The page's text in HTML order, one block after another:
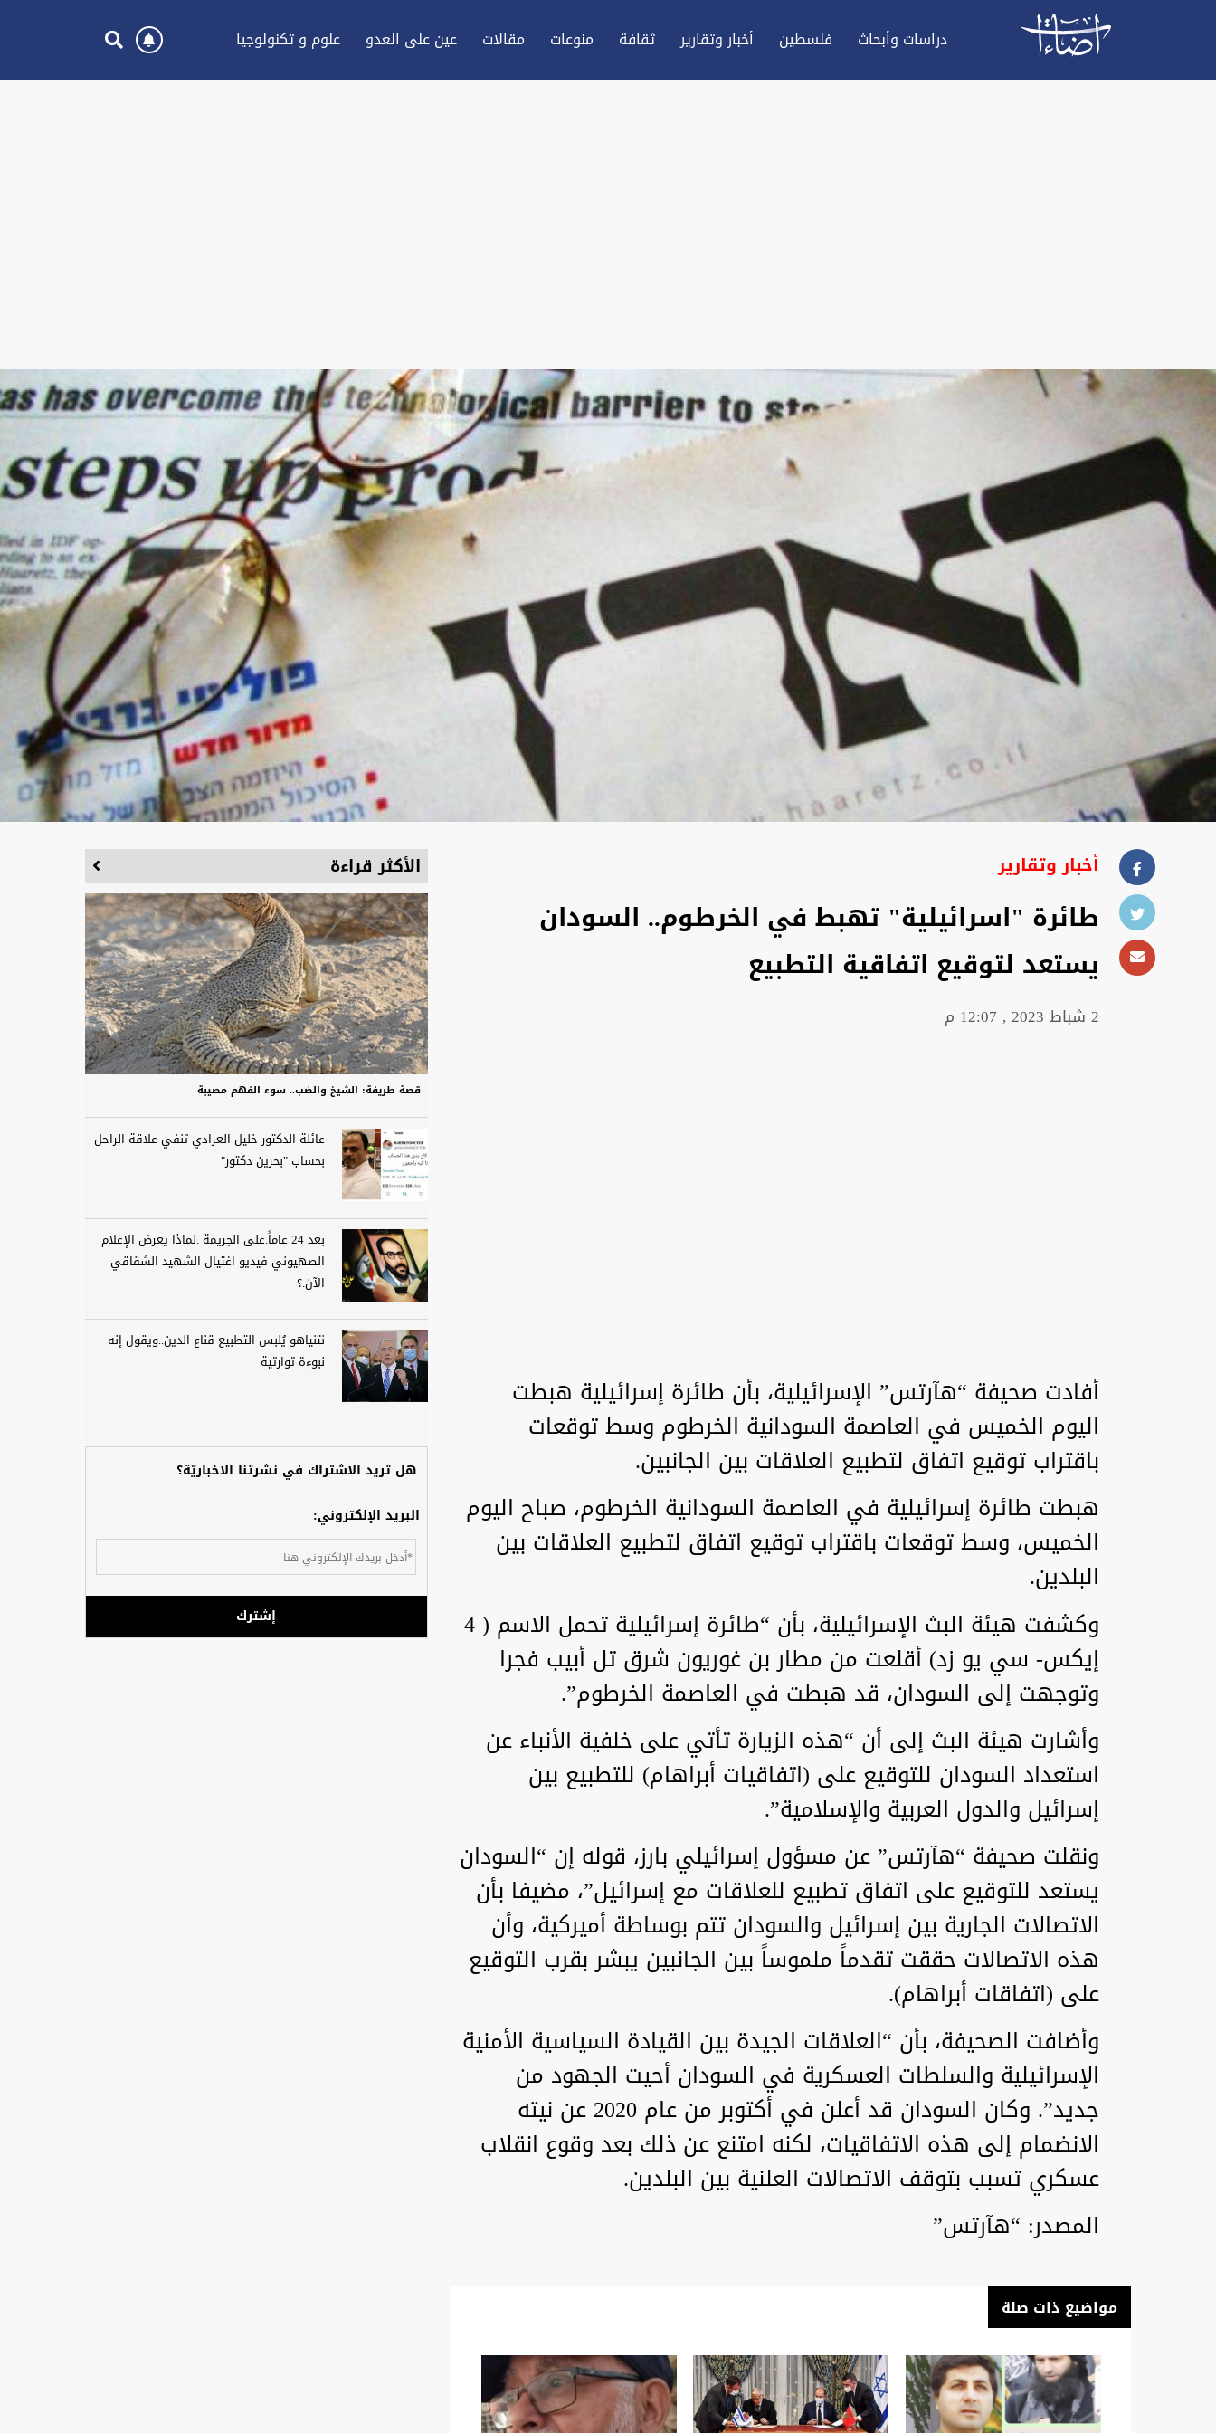
دراسات وأبحاث فلسطين أخبار وتقارير ثقافة منوعات مقالات عين علی العدو علوم و تكنولوجيا
أخبار وتقارير
طائرة "اسرائيلية" تهبط في الخرطوم.. السودان
يستعد لتوقيع اتفاقية التطبيع
2 شباط 2023 , 12:07 م
أفادت صحيفة “هآرتس” الإسرائيلية، بأن طائرة إسرائيلية هبطت
اليوم الخميس في العاصمة السودانية الخرطوم وسط توقعات
باقتراب توقيع اتفاق لتطبيع العلاقات بين الجانبين.
هبطت طائرة إسرائيلية في العاصمة السودانية الخرطوم، صباح اليوم
الخميس، وسط توقعات باقتراب توقيع اتفاق لتطبيع العلاقات بين
البلدين.
وكشفت هيئة البث الإسرائيلية، بأن “طائرة إسرائيلية تحمل الاسم ( 4
إيكس- سي يو زد) أقلعت من مطار بن غوريون شرق تل أبيب فجرا
وتوجهت إلى السودان، قد هبطت في العاصمة الخرطوم”.
وأشارت هيئة البث إلى أن “هذه الزيارة تأتي على خلفية الأنباء عن
استعداد السودان للتوقيع على (اتفاقيات أبراهام) للتطبيع بين
إسرائيل والدول العربية والإسلامية”.
ونقلت صحيفة “هآرتس” عن مسؤول إسرائيلي بارز، قوله إن “السودان
يستعد للتوقيع على اتفاق تطبيع للعلاقات مع إسرائيل”، مضيفا بأن
الاتصالات الجارية بين إسرائيل والسودان تتم بوساطة أميركية، وأن
هذه الاتصالات حققت تقدماً ملموساً بين الجانبين يبشر بقرب التوقيع
على (اتفاقات أبراهام).
وأضافت الصحيفة، بأن “العلاقات الجيدة بين القيادة السياسية الأمنية
الإسرائيلية والسلطات العسكرية في السودان أحيت الجهود من
جديد”. وكان السودان قد أعلن في أكتوبر من عام 2020 عن نيته
الانضمام إلى هذه الاتفاقيات، لكنه امتنع عن ذلك بعد وقوع انقلاب
عسكري تسبب بتوقف الاتصالات العلنية بين البلدين.
المصدر: “هآرتس”
الأكثر قراءة
قصة طريفة: الشيخ والضب.. سوء الفهم مصيبة
عائلة الدكتور خليل العرادي تنفي علاقة الراحل
بحساب "بحرين دكتور"
بعد 24 عاماً.على الجريمة .لماذا يعرض الإعلام
الصهيوني فيديو اغتيال الشهيد الشقاقي
الآن.؟
نتنياهو يُلبس التطبيع قناع الدين..ويقول إنه
نبوءة توارتية
هل تريد الاشتراك في نشرتنا الاخباريّة؟
البريد الإلكتروني:
إشترك
مواضيع ذات صلة